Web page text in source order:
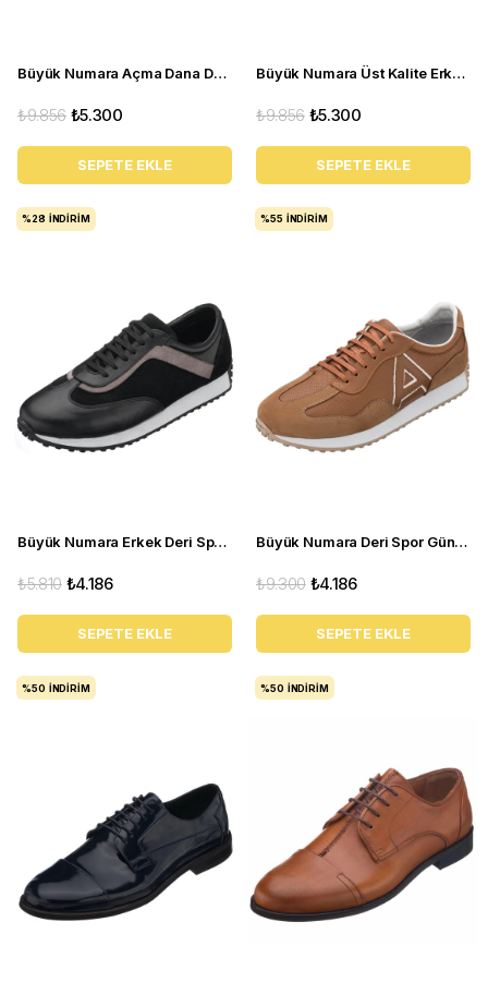
Büyük Numara Açma Dana Derisi Üst Kalite Erkek Ayakkabı - NV02 Bordo Açma
₺5.300
₺9.856
SEPETE EKLE
Büyük Numara Üst Kalite Erkek Klasik Ayakkabı - NV02 Siyah süet
₺5.300
₺9.856
SEPETE EKLE
Büyük Numara Erkek Deri Spor Ayakkabı - KB77 siyah
₺4.186
₺5.810
SEPETE EKLE
%28 İNDIRIM
Büyük Numara Deri Spor Günlük Ayakkabı - GG18 Kum
₺4.186
₺9.300
SEPETE EKLE
%55 İNDIRIM
%50 İNDIRIM %50 İNDIRIM